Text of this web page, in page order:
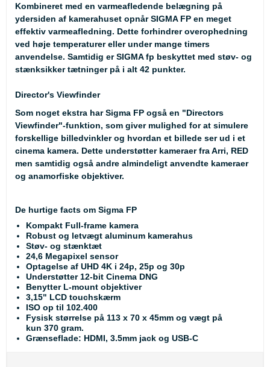
Kombineret med en varmeafledende belægning på
ydersiden af kamerahuset opnår SIGMA FP en meget
effektiv varmeafledning. Dette forhindrer overophedning
ved høje temperaturer eller under mange timers
anvendelse. Samtidig er SIGMA fp beskyttet med støv- og
stænksikker tætninger på i alt 42 punkter.
Director's Viewfinder
Som noget ekstra har Sigma FP også en "Directors
Viewfinder"-funktion, som giver mulighed for at simulere
forskellige billedvinkler og hvordan et billede ser ud i et
cinema kamera. Dette understøtter kameraer fra Arri, RED
men samtidig også andre almindeligt anvendte kameraer
og anamorfiske objektiver.
De hurtige facts om Sigma FP
Kompakt Full-frame kamera
Robust og letvægt aluminum kamerahus
Støv- og stænktæt
24,6 Megapixel sensor
Optagelse af UHD 4K i 24p, 25p og 30p
Understøtter 12-bit Cinema DNG
Benytter L-mount objektiver
3,15" LCD touchskærm
ISO op til 102.400
Fysisk størrelse på 113 x 70 x 45mm og vægt på
kun 370 gram.
Grænseflade: HDMI, 3.5mm jack og USB-C